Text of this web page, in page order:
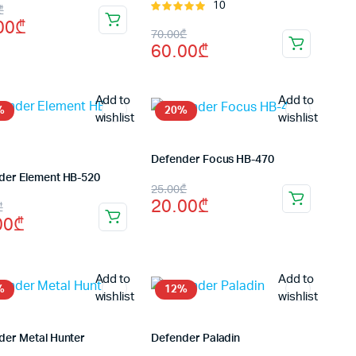
₾
შეფასება
დან
10
70.00₾
Original
price
70.00₾.
60.00₾
Current
price
60.00₾.
Add to
wishlist
Element HB-520
₾
20%
Add to
wishlist
Defender Focus HB-470
25.00₾
Original
price
20.00₾
Current
price
Add to
wishlist
Metal Hunter
12%
Add to
wishlist
Defender Paladin